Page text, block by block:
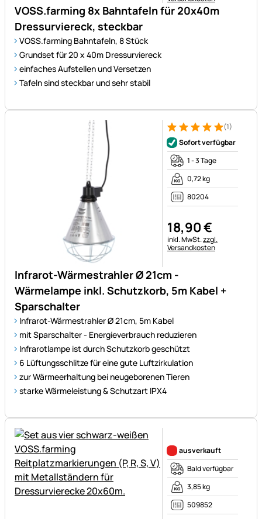
VOSS.farming 8x Bahntafeln für 20x40m
Dressurviereck, steckbar
VOSS.farming Bahntafeln, 8 Stück
Grundset für 20 x 40m Dressurviereck
einfaches Aufstellen und Versetzen
Tafeln sind steckbar und sehr stabil
Infrarot-Wärmestrahler Ø 21cm -
Wärmelampe inkl. Schutzkorb, 5m Kabel +
Sparschalter
Infrarot-Wärmestrahler Ø 21cm, 5m Kabel
mit Sparschalter - Energieverbrauch reduzieren
Infrarotlampe ist durch Schutzkorb geschützt
6 Lüftungsschlitze für eine gute Luftzirkulation
zur Wärmeerhaltung bei neugeborenen Tieren
starke Wärmeleistung & Schutzart IPX4
Bewertung: 5 von 5 (1
1 Bewertung
(1)
Sofort verfügbar
1 - 3 Tage
0,72 kg
80204
18,90€
Steuerhinweis:
inkl. MwSt.zzgl.
Versandkosten
ausverkauft
Bald verfügbar
3,85 kg
509852